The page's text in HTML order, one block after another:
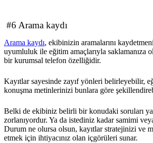
#6 Arama kaydı
Arama kaydı, ekibinizin aramalarını
uyumluluk ile eğitim amaçlarıyla saklamanıza
bir kurumsal telefon özelliğidir.
Kayıtlar sayesinde zayıf yönleri belirleyebilir,
konuşma metinlerinizi bunlara göre
Belki de ekibiniz belirli bir konudaki soruları
zorlanıyordur. Ya da istediniz kadar samimi
Durum ne olursa olsun, kayıtlar stratejinizi ve
etmek için ihtiyacınız olan içgörüleri sunar.